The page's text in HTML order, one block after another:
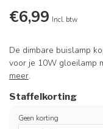
€6,99 Incl. btw
De dimbare buislamp
voor je 10W gloeilamp
meer.
Staffelkorting
Geen korting